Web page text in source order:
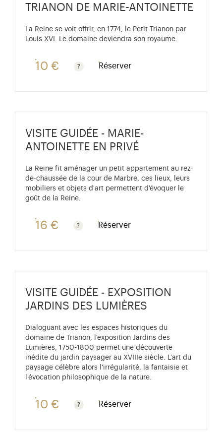
TRIANON DE MARIE-ANTOINETTE
La Reine se voit offrir, en 1774, le Petit Trianon par
Louis XVI. Le domaine deviendra son royaume.
10 €
Gratuit pour les enfants de moins de 10 ans. Tarif
Réserver
VISITE GUIDÉE - MARIE-
ANTOINETTE EN PRIVÉ
La Reine fit aménager un petit appartement au rez-
de-chaussée de la cour de Marbre, ces lieux, leurs
mobiliers et objets d'art permettent d'évoquer le
goût de la Reine.
16 €
Gratuit pour les enfants de moins de 10 ans. Tarif
Réserver
VISITE GUIDÉE - EXPOSITION
JARDINS DES LUMIÈRES
Dialoguant avec les espaces historiques du
domaine de Trianon, l'exposition Jardins des
Lumières, 1750-1800 permet une découverte
inédite du jardin paysager au XVIIIe siècle. L'art du
paysage célèbre alors l'irrégularité, la fantaisie et
l'évocation philosophique de la nature.
10 €
Gratuit pour les enfants de moins de 10 ans. Tarif
Réserver